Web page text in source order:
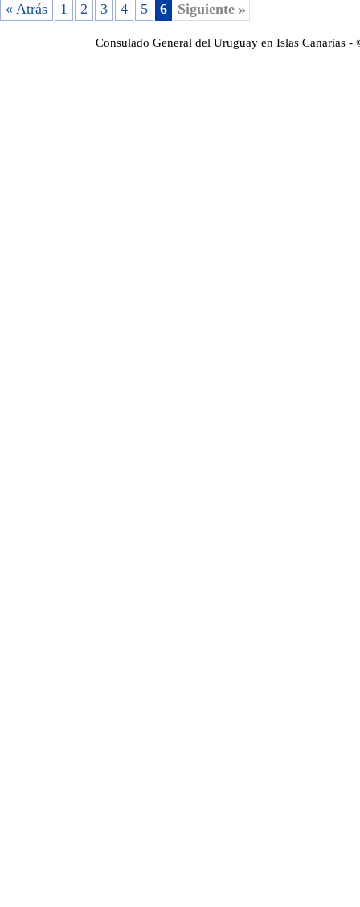
« Atrás 1 2 3 4 5 6 Siguiente »
Consulado General del Uruguay en Islas Canarias